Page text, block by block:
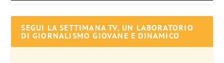
SEGUI LA SETTIMANA TV, UN LABORATORIO
DI GIORNALISMO GIOVANE E DINAMICO